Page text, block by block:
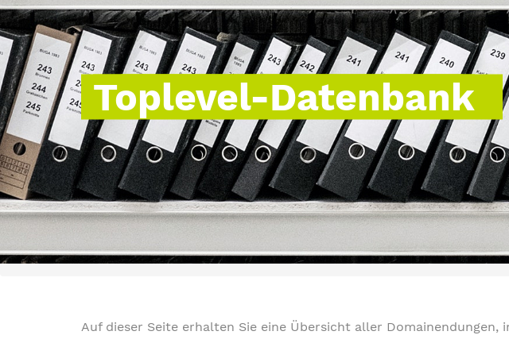
Toplevel-Datenbank
Auf dieser Seite erhalten Sie eine Übersicht aller